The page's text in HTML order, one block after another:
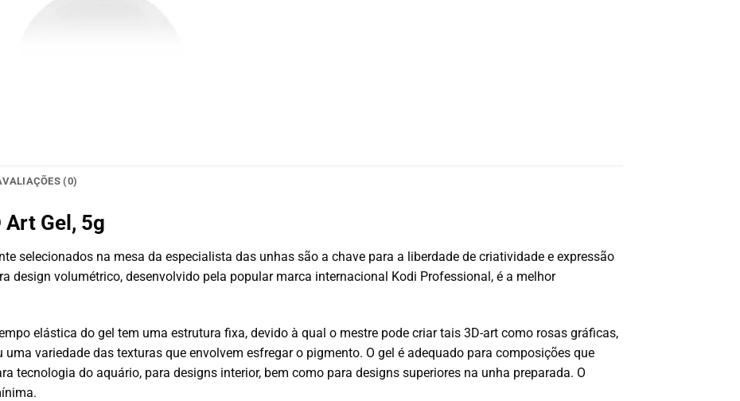
(0)
Gel, 5g
selecionados na mesa da especialista das unhas são a chave para a liberdade de criatividade e expressão
design volumétrico, desenvolvido pela popular marca internacional Kodi Professional, é a melhor
elástica do gel tem uma estrutura fixa, devido à qual o mestre pode criar tais 3D-art como rosas gráficas,
variedade das texturas que envolvem esfregar o pigmento. O gel é adequado para composições que
tecnologia do aquário, para designs interior, bem como para designs superiores na unha preparada. O